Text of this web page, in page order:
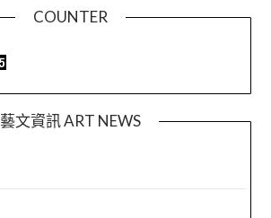
COUNTER
藝文資訊 ART NEWS